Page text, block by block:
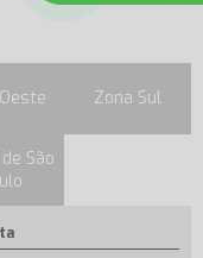
Zona Sul
São